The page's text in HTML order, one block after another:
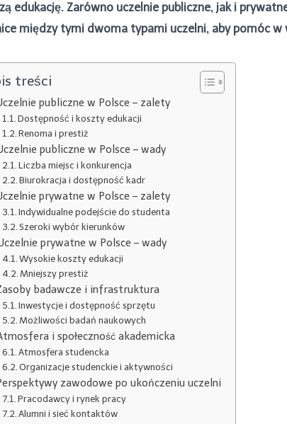
edukację. Zarówno uczelnie publiczne, jak i
między tymi dwoma typami uczelni, aby pomóc
treści
publiczne w Polsce – zalety
Dostępność i koszty edukacji
Renoma i prestiż
publiczne w Polsce – wady
Liczba miejsc i konkurencja
Biurokracja i dostępność kadr
prywatne w Polsce – zalety
Indywidualne podejście do studenta
Szeroki wybór kierunków
prywatne w Polsce – wady
Wysokie koszty edukacji
Mniejszy prestiż
badawcze i infrastruktura
Inwestycje i dostępność sprzętu
Możliwości badań naukowych
i społeczność akademicka
Atmosfera studencka
Organizacje studenckie i aktywności
zawodowe po ukończeniu uczelni
Pracodawcy i rynek pracy
Alumni i sieć kontaktów